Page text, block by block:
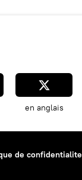
en anglais
de confidentialite